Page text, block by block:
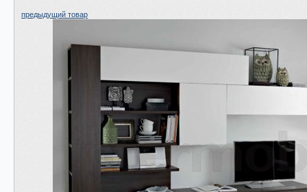
предыдущий товар